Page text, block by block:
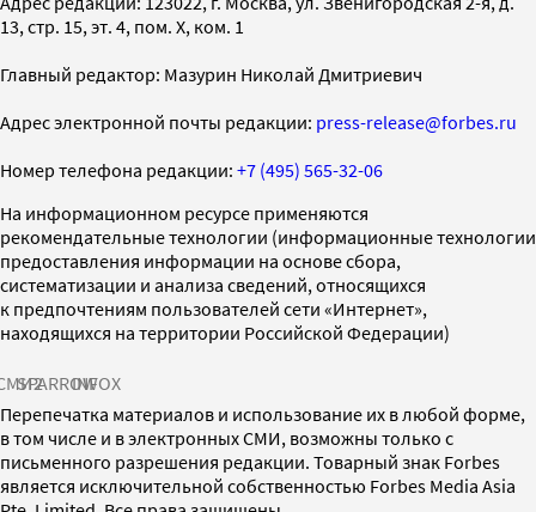
13, стр. 15, эт. 4, пом. X, ком. 1
Главный редактор: Мазурин Николай Дмитриевич
Адрес электронной почты редакции: press-release@forbes.ru
Номер телефона редакции: +7 (495) 565-32-06
На информационном ресурсе применяются
рекомендательные технологии (информационные технологии
предоставления информации на основе сбора,
систематизации и анализа сведений, относящихся
к предпочтениям пользователей сети «Интернет»,
находящихся на территории Российской Федерации)
SPARROWINFOX
Перепечатка материалов и использование их в любой форме,
в том числе и в электронных СМИ, возможны только с
письменного разрешения редакции. Товарный знак Forbes
является исключительной собственностью Forbes Media Asia